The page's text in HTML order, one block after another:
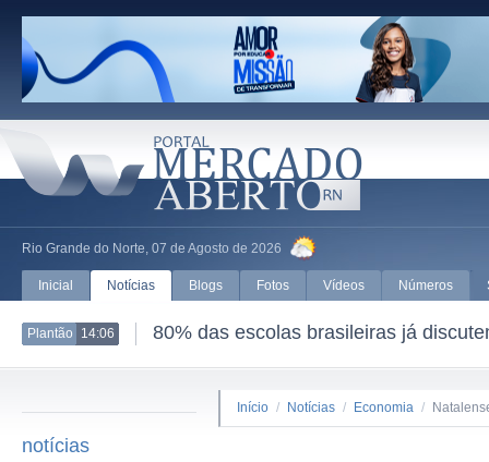
Rio Grande do Norte, 07 de Agosto de 2026
Inicial Notícias Blogs Fotos Vídeos Números
Plantão 14:06 80% das escolas brasileiras já
notícias
Início / Notícias / Economia /